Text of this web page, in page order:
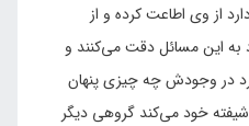
از وی اطاعت کرده و از
به این مسائل دقت می‌کنند و
در وجودش چه چیزی پنهان
خود می‌کند گروهی دیگر